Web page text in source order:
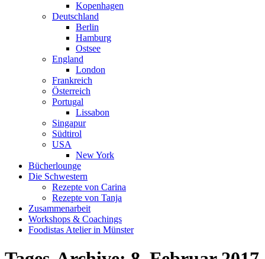
Kopenhagen
Deutschland
Berlin
Hamburg
Ostsee
England
London
Frankreich
Österreich
Portugal
Lissabon
Singapur
Südtirol
USA
New York
Bücherlounge
Die Schwestern
Rezepte von Carina
Rezepte von Tanja
Zusammenarbeit
Workshops & Coachings
Foodistas Atelier in Münster